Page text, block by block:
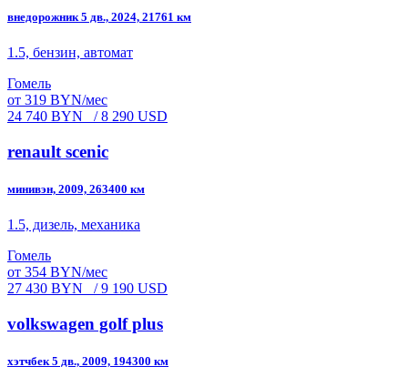
внедорожник 5 дв., 2024, 21761 км
1.5, бензин, автомат
Гомель
от 319 BYN/мес
24 740 BYN
/ 8 290 USD
renault scenic
минивэн, 2009, 263400 км
1.5, дизель, механика
Гомель
от 354 BYN/мес
27 430 BYN
/ 9 190 USD
volkswagen golf plus
хэтчбек 5 дв., 2009, 194300 км